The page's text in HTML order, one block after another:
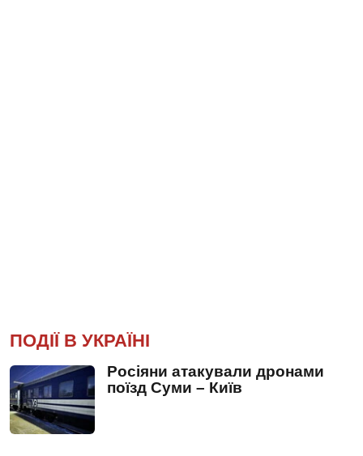
ПОДІЇ В УКРАЇНІ
Росіяни атакували дронами
поїзд Суми – Київ